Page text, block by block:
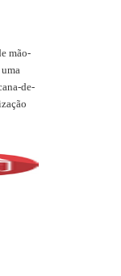
mão-
de-